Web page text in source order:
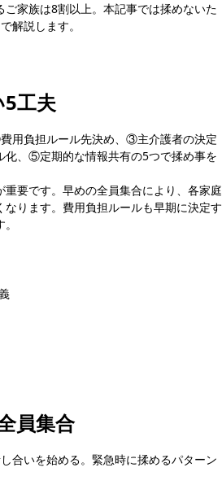
家族は8割以上。本記事では揉めないた
解説します。
工夫
用負担ルール先決め、③主介護者の決定
、⑤定期的な情報共有の5つで揉め事を
要です。早めの全員集合により、各家庭
ります。費用負担ルールも早期に決定す
員集合
合いを始める。緊急時に揉めるパターン